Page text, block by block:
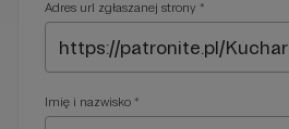
Adres url zgłaszanej strony *
Imię i nazwisko *